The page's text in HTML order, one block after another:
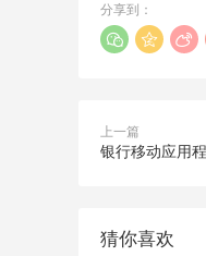
分享到：
上一篇
银行移动应用
猜你喜欢